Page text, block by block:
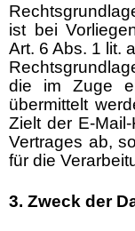
ist bei
Art. 6 Abs. 1 lit.
die im Zuge
übermittelt
Zielt der E-
Vertrages ab,
für die
3. Zweck der